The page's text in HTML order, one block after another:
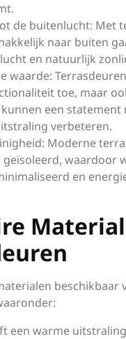
de buitenlucht: Met
naar buiten
en natuurlijk
waarde:
toe, maar
kunnen een statement
verbeteren.
Moderne
geïsoleerd, waardoor
en
beschikbaar
een warme